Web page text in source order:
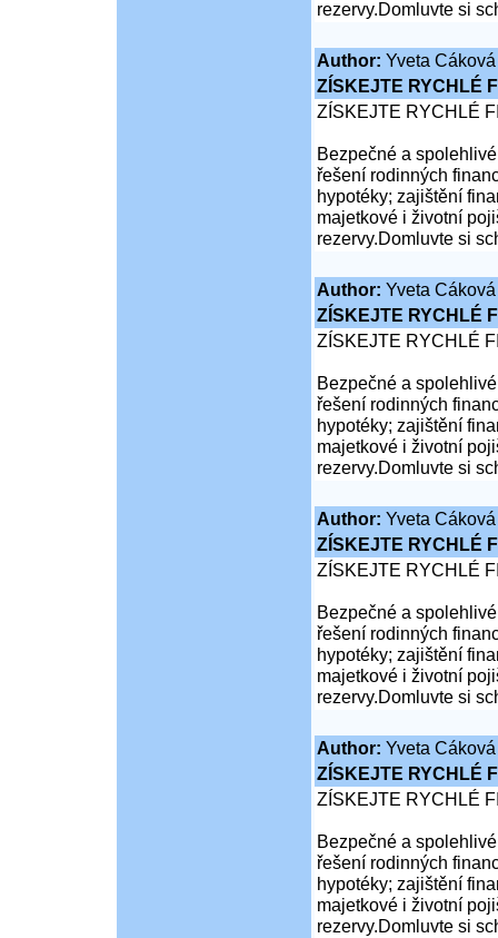
rezervy.Domluvte si
Author: Yveta Cáková
ZÍSKEJTE RYCHLÉ
ZÍSKEJTE RYCHLÉ
Bezpečné a
řešení rodinných
hypotéky; zajištění
majetkové i životní
rezervy.Domluvte si
Author: Yveta Cáková
ZÍSKEJTE RYCHLÉ
ZÍSKEJTE RYCHLÉ
Bezpečné a
řešení rodinných
hypotéky; zajištění
majetkové i životní
rezervy.Domluvte si
Author: Yveta Cáková
ZÍSKEJTE RYCHLÉ
ZÍSKEJTE RYCHLÉ
Bezpečné a
řešení rodinných
hypotéky; zajištění
majetkové i životní
rezervy.Domluvte si
Author: Yveta Cáková
ZÍSKEJTE RYCHLÉ
ZÍSKEJTE RYCHLÉ
Bezpečné a
řešení rodinných
hypotéky; zajištění
majetkové i životní
rezervy.Domluvte si